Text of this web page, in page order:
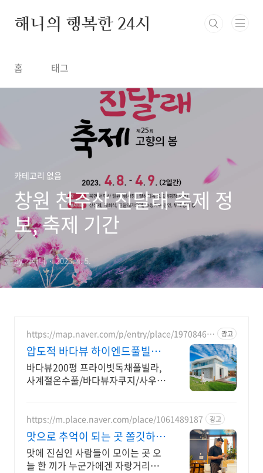
해니의 행복한 24시
홈 태그
카테고리 없음
창원 천주산 진달래 축제 정
보, 축제 기간
by 가해니 2023. 4. 5.
https://map.naver.com/p/entry/place/19708468
86
광고
압도적 바다뷰 하이엔드풀빌라
바다뷰 자쿠지 상시 무료
바다뷰200평 프라이빗독채풀빌라,
사계절온수풀/바다뷰자쿠지/사우
영장, 핀란드 사우나, 불멍
https://m.place.naver.com/place/1061489187 광고
맛으로 추억이 되는 곳 쫄깃하게
찢어먹는 가오리찜
맛에 진심인 사람들이 모이는 곳 오
늘 한 끼가 누군가에겐 자랑거리가